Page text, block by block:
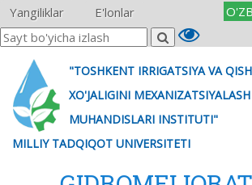
Yangiliklar E'lonlar O'ZB
"TOSHKENT IRRIGATSIYA VA
XO'JALIGINI MEXANIZATSIYALASH
MUHANDISLARI INSTITUTI"
MILLIY TADQIQOT UNIVERSITETI